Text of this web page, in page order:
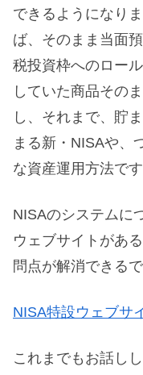
できるようになり
ば、そのまま当面
税投資枠へのロー
していた商品その
し、それまで、貯
まる新・NISAや、
な資産運用方法です
NISAのシステムに
ウェブサイトがあ
問点が解消できるで
NISA特設ウェブサ
これまでもお話し